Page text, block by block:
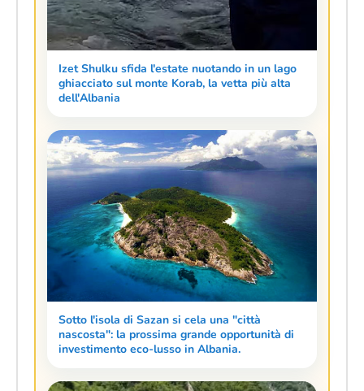
Izet Shulku sfida l'estate nuotando in un lago
ghiacciato sul monte Korab, la vetta più alta
dell'Albania
Sotto l'isola di Sazan si cela una "città
nascosta": la prossima grande opportunità di
investimento eco-lusso in Albania.